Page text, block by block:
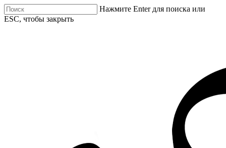
Нажмите Enter для поиска или
ESC, чтобы закрыть